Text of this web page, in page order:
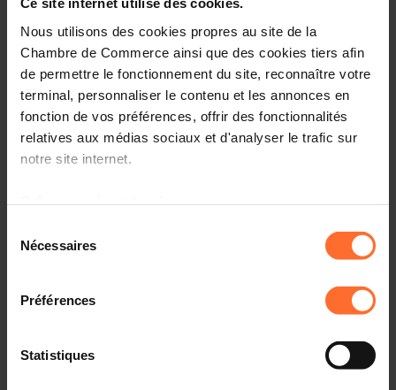
Nous utilisons des cookies propres au site de la
Chambre de Commerce ainsi que des cookies tiers afin
de permettre le fonctionnement du site, reconnaître votre
terminal, personnaliser le contenu et les annonces en
fonction de vos préférences, offrir des fonctionnalités
relatives aux médias sociaux et d'analyser le trafic sur
notre site internet.
à l’exception des cookies strictement nécessaires au
fonctionnement du site. Une description des différents
cookies est accessible sous l’onglet « Détails » ci-
dessus.
Il est précisé que la navigation sur le site et certaines
fonctionnalités (ex : lecture de vidéos, partage sur les
Nécessaires
Préférences
Statistiques
& Issues of Adopting AI
24.03.2025 - wort.lu
Steuervorteile und Millionenhilfe für Start-ups:
Regierung will junge Talente anziehen
300 millions d’euros pour financer les start-up et